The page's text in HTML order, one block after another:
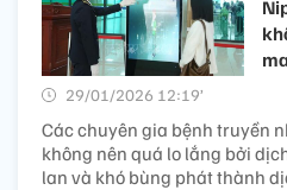
29/01/2026 12:19’
Các chuyên gia bệnh truyền
không nên quá lo lắng bởi
lan và khó bùng phát thành